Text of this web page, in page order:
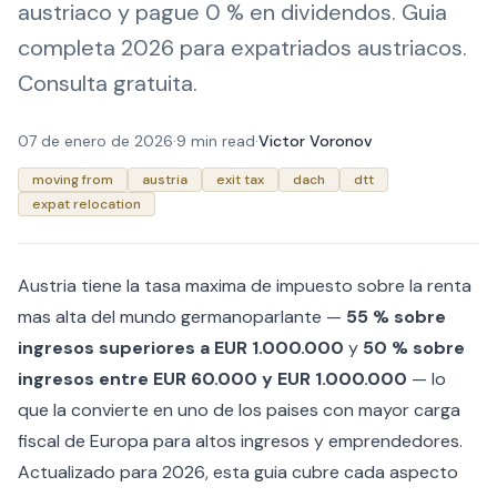
austriaco y pague 0 % en dividendos. Guia
completa 2026 para expatriados austriacos.
Consulta gratuita.
07 de enero de 2026·9 min read·Victor Voronov
moving from austria exit tax dach
dtt
expat relocation
Austria tiene la tasa maxima de impuesto sobre la renta
mas alta del mundo germanoparlante — 55 % sobre
ingresos superiores a EUR 1.000.000 y 50 % sobre
ingresos entre EUR 60.000 y EUR 1.000.000 — lo
que la convierte en uno de los paises con mayor carga
fiscal de Europa para altos ingresos y emprendedores.
Actualizado para 2026, esta guia cubre cada aspecto